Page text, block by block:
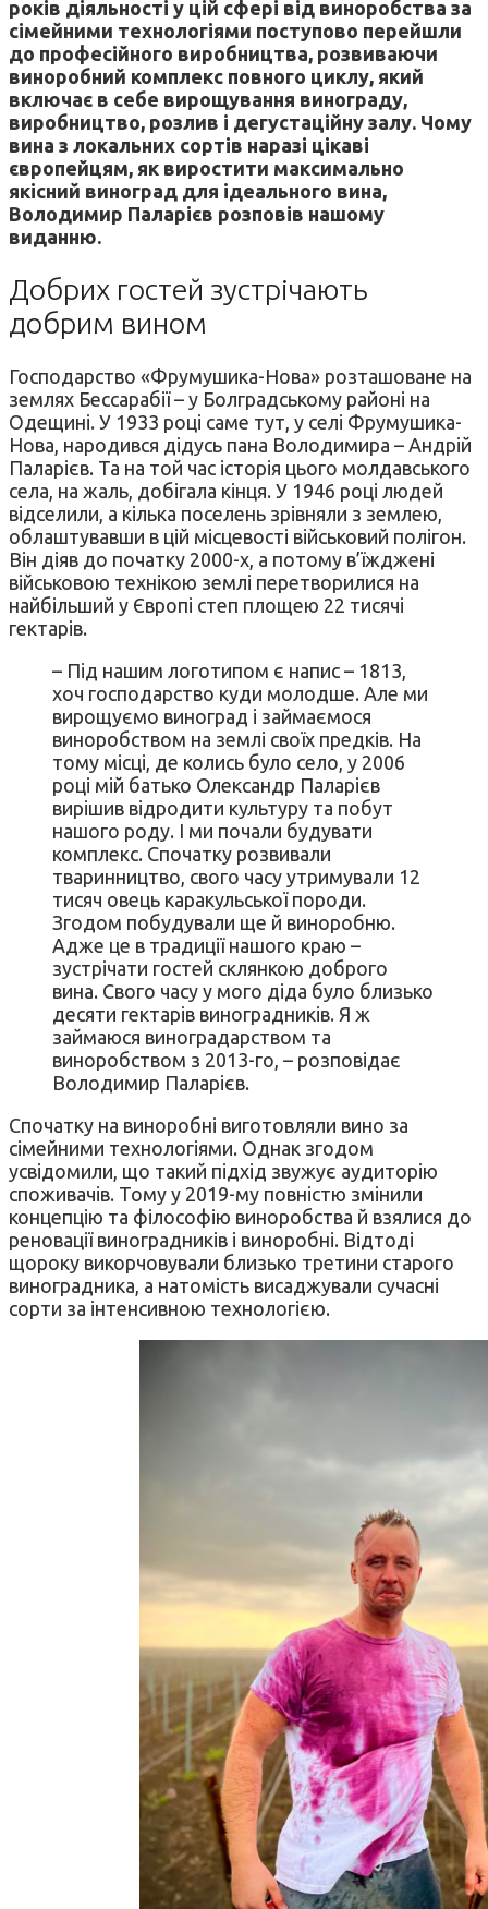
років діяльності у цій сфері від виноробства за
сімейними технологіями поступово перейшли
до професійного виробництва, розвиваючи
виноробний комплекс повного циклу, який
включає в себе вирощування винограду,
виробництво, розлив і дегустаційну залу. Чому
вина з локальних сортів наразі цікаві
європейцям, як виростити максимально
якісний виноград для ідеального вина,
Володимир Паларієв розповів нашому
виданню.
Добрих гостей зустрічають
добрим вином
Господарство «Фрумушика-Нова» розташоване на
землях Бессарабії – у Болградському районі на
Одещині. У 1933 році саме тут, у селі Фрумушика-
Нова, народився дідусь пана Володимира – Андрій
Паларієв. Та на той час історія цього молдавського
села, на жаль, добігала кінця. У 1946 році людей
відселили, а кілька поселень зрівняли з землею,
облаштувавши в цій місцевості військовий полігон.
Він діяв до початку 2000-х, а потому в’їжджені
військовою технікою землі перетворилися на
найбільший у Європі степ площею 22 тисячі
гектарів.
– Під нашим логотипом є напис – 1813,
хоч господарство куди молодше. Але ми
вирощуємо виноград і займаємося
виноробством на землі своїх предків. На
тому місці, де колись було село, у 2006
році мій батько Олександр Паларієв
вирішив відродити культуру та побут
нашого роду. І ми почали будувати
комплекс. Спочатку розвивали
тваринництво, свого часу утримували 12
тисяч овець каракульської породи.
Згодом побудували ще й виноробню.
Адже це в традиції нашого краю –
зустрічати гостей склянкою доброго
вина. Свого часу у мого діда було близько
десяти гектарів виноградників. Я ж
займаюся виноградарством та
виноробством з 2013-го, – розповідає
Володимир Паларієв.
Спочатку на виноробні виготовляли вино за
сімейними технологіями. Однак згодом
усвідомили, що такий підхід звужує аудиторію
споживачів. Тому у 2019-му повністю змінили
концепцію та філософію виноробства й взялися до
реновації виноградників і виноробні. Відтоді
щороку викорчовували близько третини старого
виноградника, а натомість висаджували сучасні
сорти за інтенсивною технологією.